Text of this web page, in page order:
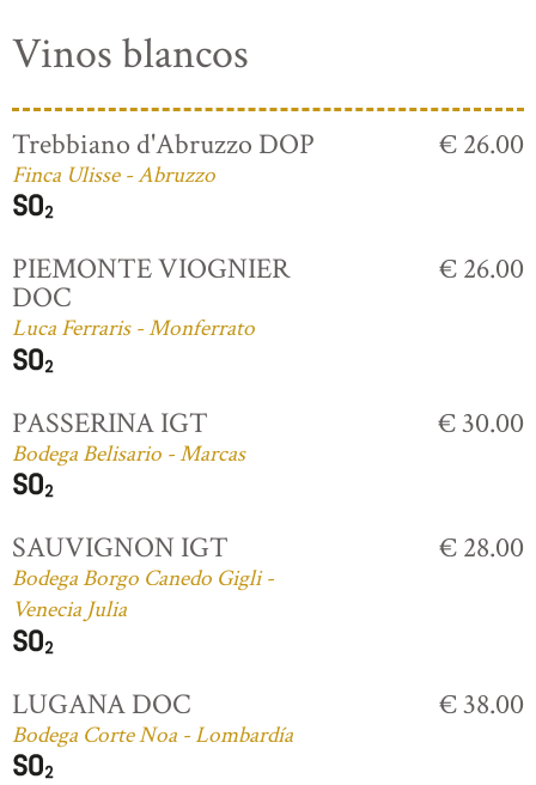
Vinos blancos
Trebbiano d'Abruzzo DOP
Finca Ulisse - Abruzzo
€ 26.00
PIEMONTE VIOGNIER
DOC
Luca Ferraris - Monferrato
€ 26.00
PASSERINA IGT
Bodega Belisario - Marcas
€ 30.00
SAUVIGNON IGT
Bodega Borgo Canedo Gigli -
Venecia Julia
€ 28.00
LUGANA DOC
Bodega Corte Noa - Lombardía
€ 38.00